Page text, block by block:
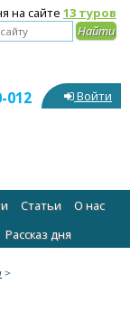
на сайте 13 туров
012 Войти
Статьи
О нас
Рассказ дня
>